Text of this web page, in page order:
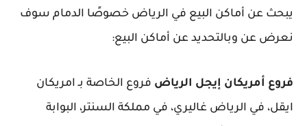
يبحث عن أماكن البيع في الرياض خصوصًا الدمام سوف
نعرض عن وبالتحديد عن أماكن البيع:
فروع أمريكان إيجل الرياض فروع الخاصة بـ امريكان
ايقل، في الرياض غاليري، في مملكة السنتر، البوابة